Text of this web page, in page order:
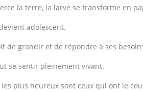
la terre, la larve se transforme en
adolescent.
de grandir et de répondre à ses
se sentir pleinement vivant.
les plus heureux sont ceux qui ont le